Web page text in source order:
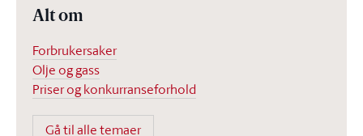
Alt om
Forbrukersaker
Olje og gass
Priser og konkurranseforhold
Gå til alle temaer